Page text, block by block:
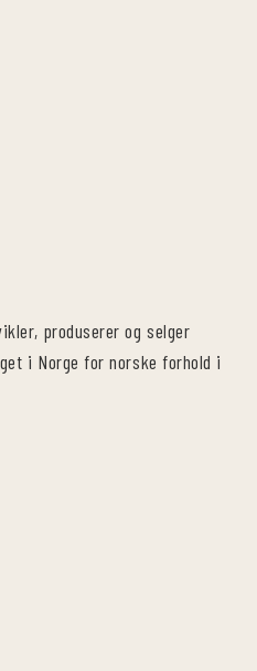
produserer og selger
i Norge for norske forhold i